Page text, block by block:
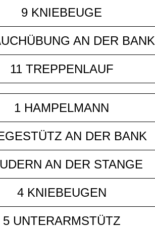
9 KNIEBEUGE
AN DER BANK
11 TREPPENLAUF
1 HAMPELMANN
AN DER BANK
AN DER STANGE
4 KNIEBEUGEN
5 UNTERARMSTÜTZ